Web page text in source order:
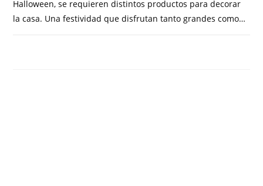
Halloween, se requieren distintos productos para decorar
la casa. Una festividad que disfrutan tanto grandes como…